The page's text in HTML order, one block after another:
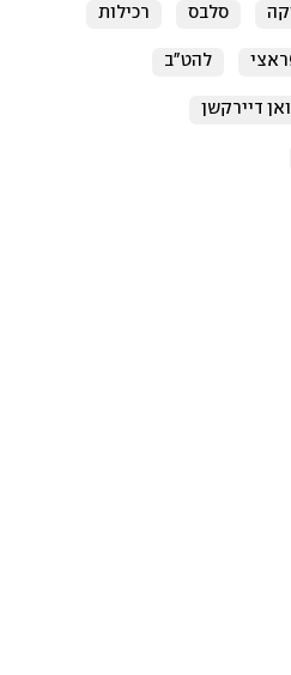
סלבס רכילות
להט"ב
דיירקשן